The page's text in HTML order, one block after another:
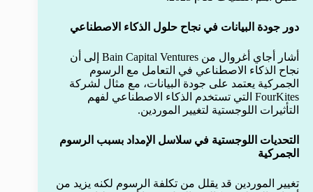
دور جودة البيانات في نجاح حلول الذكاء الاصطناعي
أشار أجاي أغروال من Bain Capital Ventures إلى أن
نجاح الذكاء الاصطناعي في التعامل مع الرسوم
الجمركية يعتمد على جودة البيانات، مع مثال لشركة
FourKites التي تستخدم الذكاء الاصطناعي لفهم
التأثيرات اللوجستية لتغيير الموردين.
التحديات اللوجستية في سلاسل الإمداد بسبب الرسوم
الجمركية
تغيير الموردين قد يقلل من تكلفة الرسوم لكنه يزيد من